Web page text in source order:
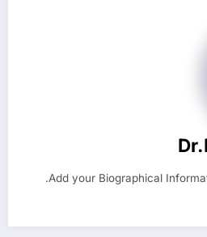
Add your Biographical